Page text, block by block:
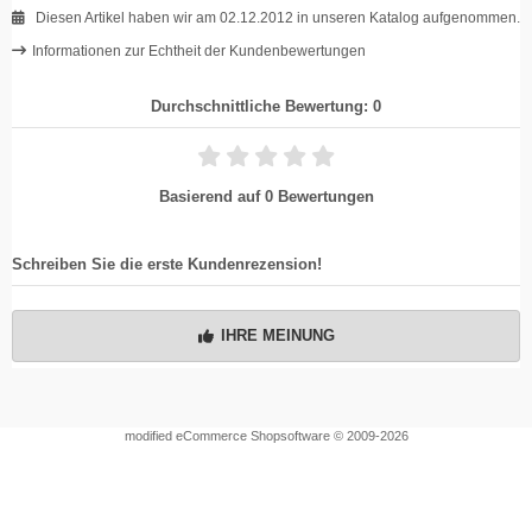
Diesen Artikel haben wir am 02.12.2012 in unseren Katalog aufgenommen.
Informationen zur Echtheit der Kundenbewertungen
Durchschnittliche Bewertung: 0
Basierend auf 0 Bewertungen
Schreiben Sie die erste Kundenrezension!
IHRE MEINUNG
modified eCommerce Shopsoftware © 2009-2026